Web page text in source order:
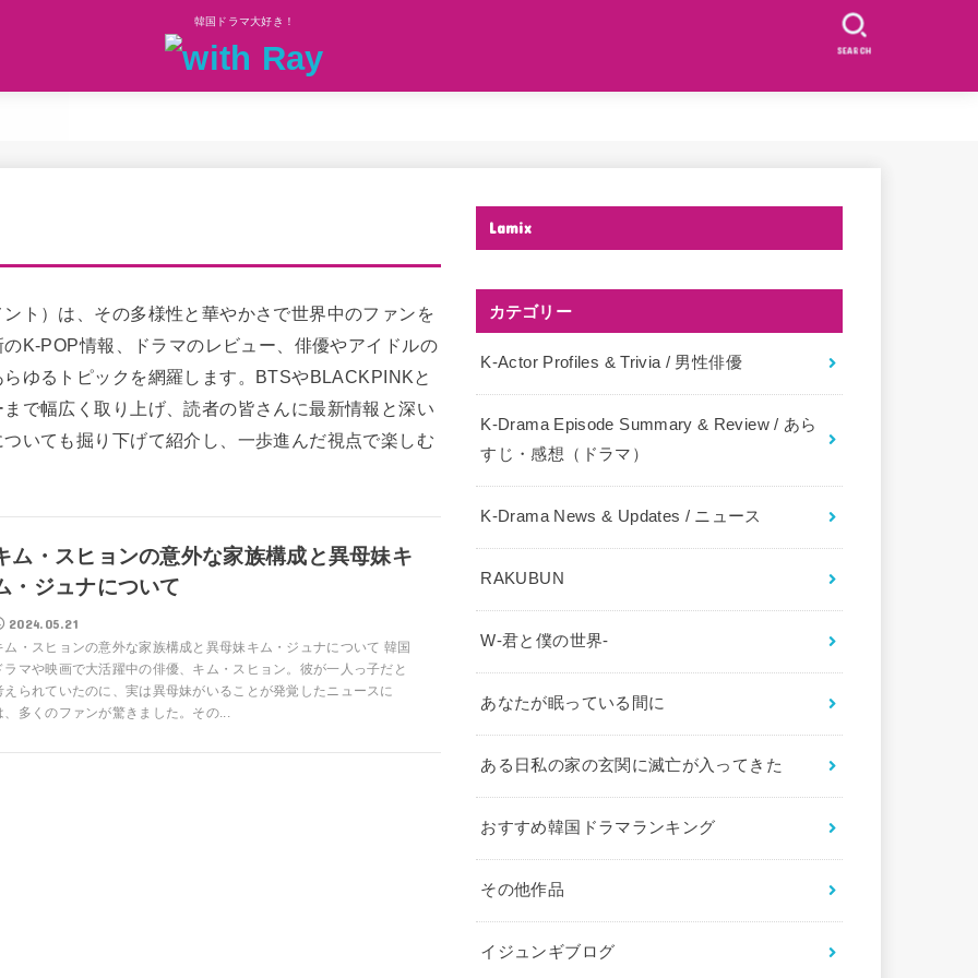
韓国ドラマ大好き！
SEARCH
ト）は、その多様性と華やかさで世界中のファンを
K-POP情報、ドラマのレビュー、俳優やアイドルの
ゆるトピックを網羅します。BTSやBLACKPINKと
で幅広く取り上げ、読者の皆さんに最新情報と深い
いても掘り下げて紹介し、一歩進んだ視点で楽しむ
ム・スヒョンの意外な家族構成と異母妹キ
・ジュナについて
2024.05.21
ム・スヒョンの意外な家族構成と異母妹キム・ジュナについて 韓国
ラマや映画で大活躍中の俳優、キム・スヒョン。彼が一人っ子だと
えられていたのに、実は異母妹がいることが発覚したニュースに
、多くのファンが驚きました。その...
Lamix
カテゴリー
K-Actor Profiles & Trivia / 男性俳優
K-Drama Episode Summary & Review / あら
すじ・感想（ドラマ）
K-Drama News & Updates / ニュース
RAKUBUN
W-君と僕の世界-
あなたが眠っている間に
ある日私の家の玄関に滅亡が入ってきた
おすすめ韓国ドラマランキング
その他作品
イジュンギブログ